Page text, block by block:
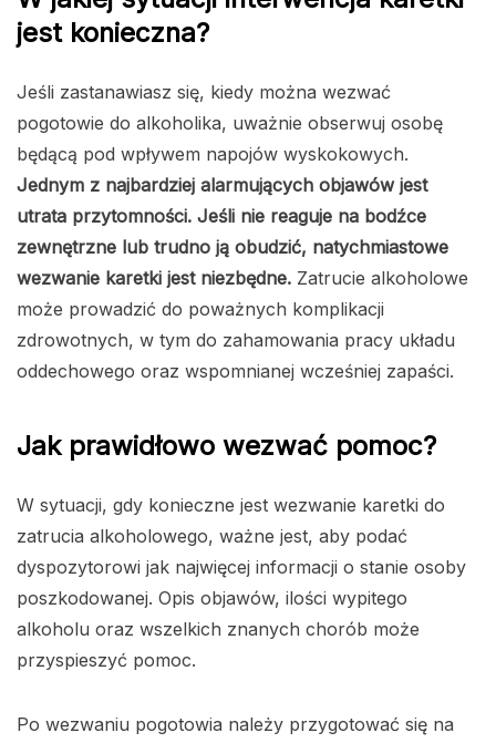
jest konieczna?
Jeśli zastanawiasz się, kiedy można wezwać
pogotowie do alkoholika, uważnie obserwuj osobę
będącą pod wpływem napojów wyskokowych.
Jednym z najbardziej alarmujących objawów jest
utrata przytomności. Jeśli nie reaguje na bodźce
zewnętrzne lub trudno ją obudzić, natychmiastowe
wezwanie karetki jest niezbędne. Zatrucie alkoholowe
może prowadzić do poważnych komplikacji
zdrowotnych, w tym do zahamowania pracy układu
oddechowego oraz wspomnianej wcześniej zapaści.
Jak prawidłowo wezwać pomoc?
W sytuacji, gdy konieczne jest wezwanie karetki do
zatrucia alkoholowego, ważne jest, aby podać
dyspozytorowi jak najwięcej informacji o stanie osoby
poszkodowanej. Opis objawów, ilości wypitego
alkoholu oraz wszelkich znanych chorób może
przyspieszyć pomoc.
Po wezwaniu pogotowia należy przygotować się na